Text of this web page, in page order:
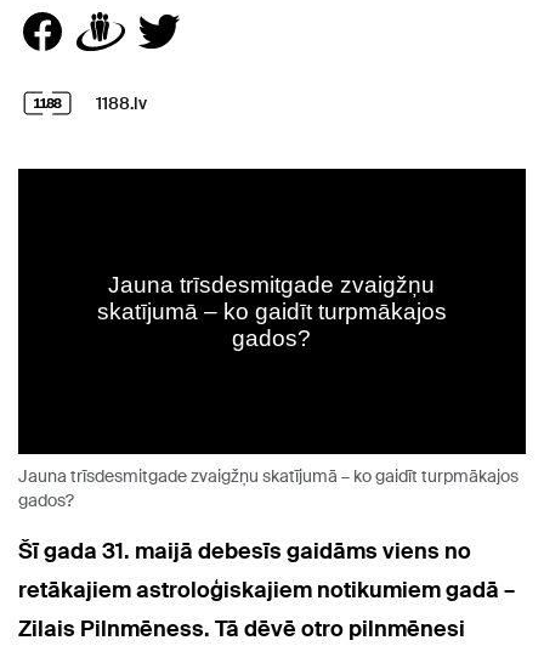
1188.lv
Jauna trīsdesmitgade zvaigžņu skatījumā – ko gaidīt turpmākajos
gados?
Šī gada 31. maijā debesīs gaidāms viens no
retākajiem astroloģiskajiem notikumiem gadā –
Zilais Pilnmēness. Tā dēvē otro pilnmēnesi